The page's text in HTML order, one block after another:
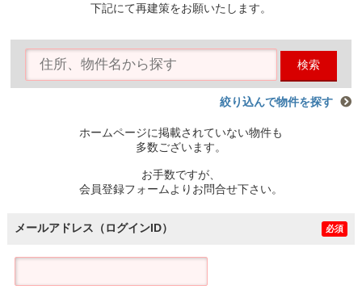
下記にて再建策をお願いたします。
検索
絞り込んで物件を探す
ホームページに掲載されていない物件も
多数ございます。
お手数ですが、
会員登録フォームよりお問合せ下さい。
メールアドレス（ログインID） 必須